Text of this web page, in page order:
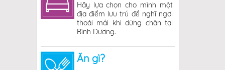
Hãy lựa chọn cho mình một
địa điểm lưu trú để nghĩ ngơi
thoải mái khi dừng chân tại
Bình Dương.
Ăn gì?